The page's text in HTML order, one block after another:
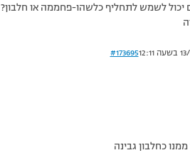
יכול לשמש לתחליף כלשהו-פחממה או חלבון?
#173695
כחלבון גבינה